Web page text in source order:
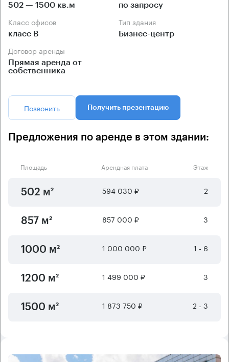
502 — 1500 кв.м по запросу
Класс офисов
класс B
Тип здания
Бизнес-центр
Договор аренды
Прямая аренда от
собственника
Позвонить Получить презентацию
Предложения по аренде в этом здании:
Площадь Арендная плата Этаж
502 м² 594 030 ₽ 2
857 м² 857 000 ₽ 3
1000 м² 1 000 000 ₽ 1 - 6
1200 м² 1 499 000 ₽ 3
1500 м² 1 873 750 ₽ 2 - 3